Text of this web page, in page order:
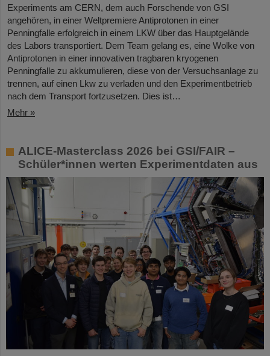
Experiments am CERN, dem auch Forschende von GSI
angehören, in einer Weltpremiere Antiprotonen in einer
Penningfalle erfolgreich in einem LKW über das Hauptgelände
des Labors transportiert. Dem Team gelang es, eine Wolke von
Antiprotonen in einer innovativen tragbaren kryogenen
Penningfalle zu akkumulieren, diese von der Versuchsanlage zu
trennen, auf einen Lkw zu verladen und den Experimentbetrieb
nach dem Transport fortzusetzen. Dies ist…
Mehr »
ALICE-Masterclass 2026 bei GSI/FAIR –
Schüler*innen werten Experimentdaten aus